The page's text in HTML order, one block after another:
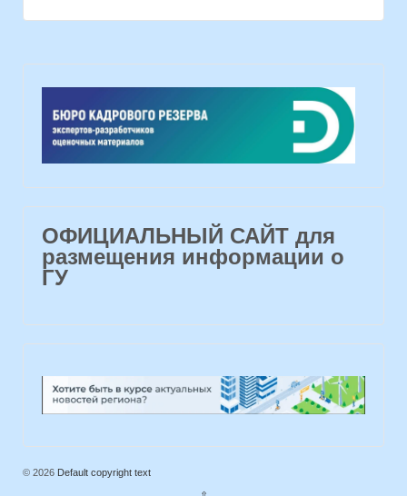
ОФИЦИАЛЬНЫЙ САЙТ для
размещения информации о
ГУ
© 2026 Default copyright text